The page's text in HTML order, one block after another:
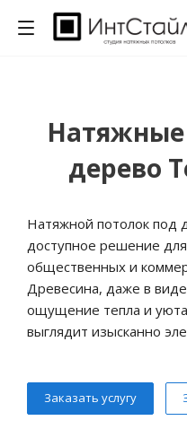
дерево
Натяжной потолок под
доступное решение
общественных и
Древесина, даже в
ощущение тепла и
выглядит изысканно
Заказать услугу